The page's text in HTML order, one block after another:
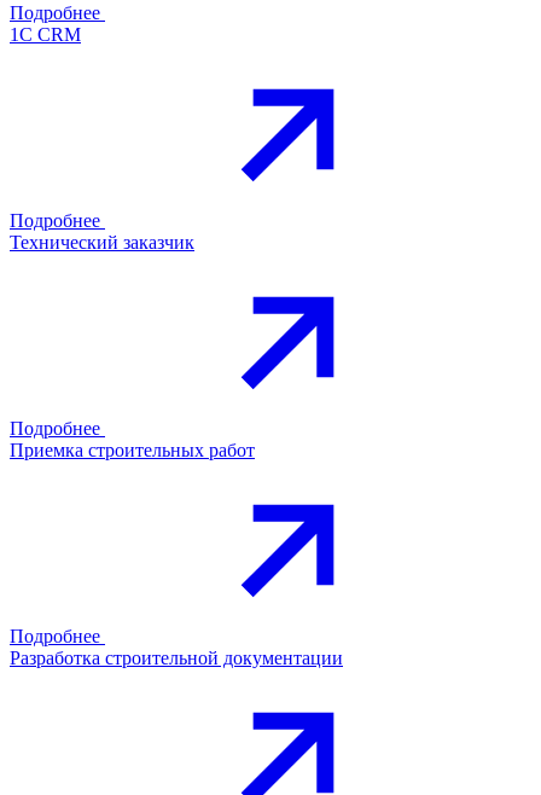
Подробнее
1С CRM
Подробнее
Технический заказчик
Подробнее
Приемка строительных работ
Подробнее
Разработка строительной документации